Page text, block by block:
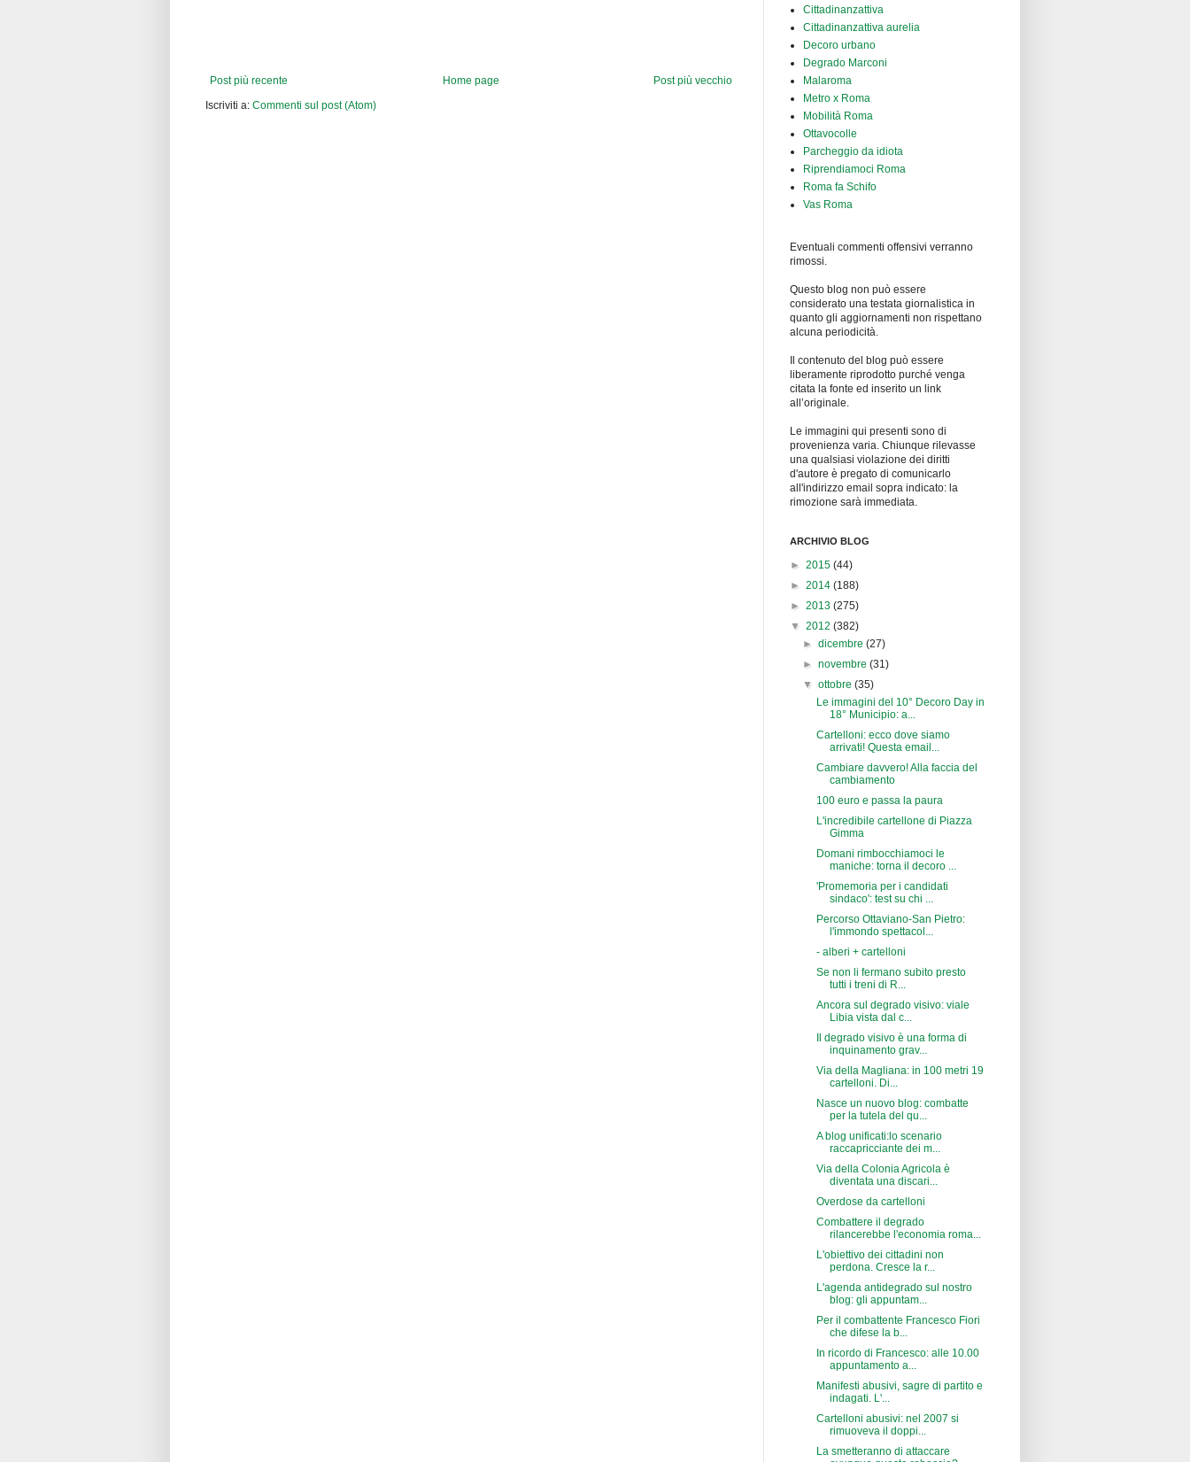
Post più recente Post più vecchio
Home page
Iscriviti a: Commenti sul post (Atom)
Cittadinanzattiva
Cittadinanzattiva aurelia
Decoro urbano
Degrado Marconi
Malaroma
Metro x Roma
Mobilità Roma
Ottavocolle
Parcheggio da idiota
Riprendiamoci Roma
Roma fa Schifo
Vas Roma
Eventuali commenti offensivi verranno
rimossi.
Questo blog non può essere
considerato una testata giornalistica in
quanto gli aggiornamenti non rispettano
alcuna periodicità.
Il contenuto del blog può essere
liberamente riprodotto purché venga
citata la fonte ed inserito un link
all’originale.
Le immagini qui presenti sono di
provenienza varia. Chiunque rilevasse
una qualsiasi violazione dei diritti
d'autore è pregato di comunicarlo
all'indirizzo email sopra indicato: la
rimozione sarà immediata.
ARCHIVIO BLOG
► 2015 (44)
► 2014 (188)
► 2013 (275)
▼ 2012 (382)
►dicembre(27)
►novembre(31)
▼ottobre(35)
Le immagini del 10° Decoro Day in
18° Municipio: a...
Cartelloni: ecco dove siamo
arrivati! Questa email...
Cambiare davvero! Alla faccia del
cambiamento
100 euro e passa la paura
L'incredibile cartellone di Piazza
Gimma
Domani rimbocchiamoci le
maniche: torna il decoro ...
'Promemoria per i candidati
sindaco': test su chi ...
Percorso Ottaviano-San Pietro:
l'immondo spettacol...
- alberi + cartelloni
Se non li fermano subito presto
tutti i treni di R...
Ancora sul degrado visivo: viale
Libia vista dal c...
Il degrado visivo è una forma di
inquinamento grav...
Via della Magliana: in 100 metri 19
cartelloni. Di...
Nasce un nuovo blog: combatte
per la tutela del qu...
A blog unificati:lo scenario
raccapricciante dei m...
Via della Colonia Agricola è
diventata una discari...
Overdose da cartelloni
Combattere il degrado
rilancerebbe l'economia roma...
L'obiettivo dei cittadini non
perdona. Cresce la r...
L'agenda antidegrado sul nostro
blog: gli appuntam...
Per il combattente Francesco Fiori
che difese la b...
In ricordo di Francesco: alle 10.00
appuntamento a...
Manifesti abusivi, sagre di partito e
indagati. L'...
Cartelloni abusivi: nel 2007 si
rimuoveva il doppi...
La smetteranno di attaccare